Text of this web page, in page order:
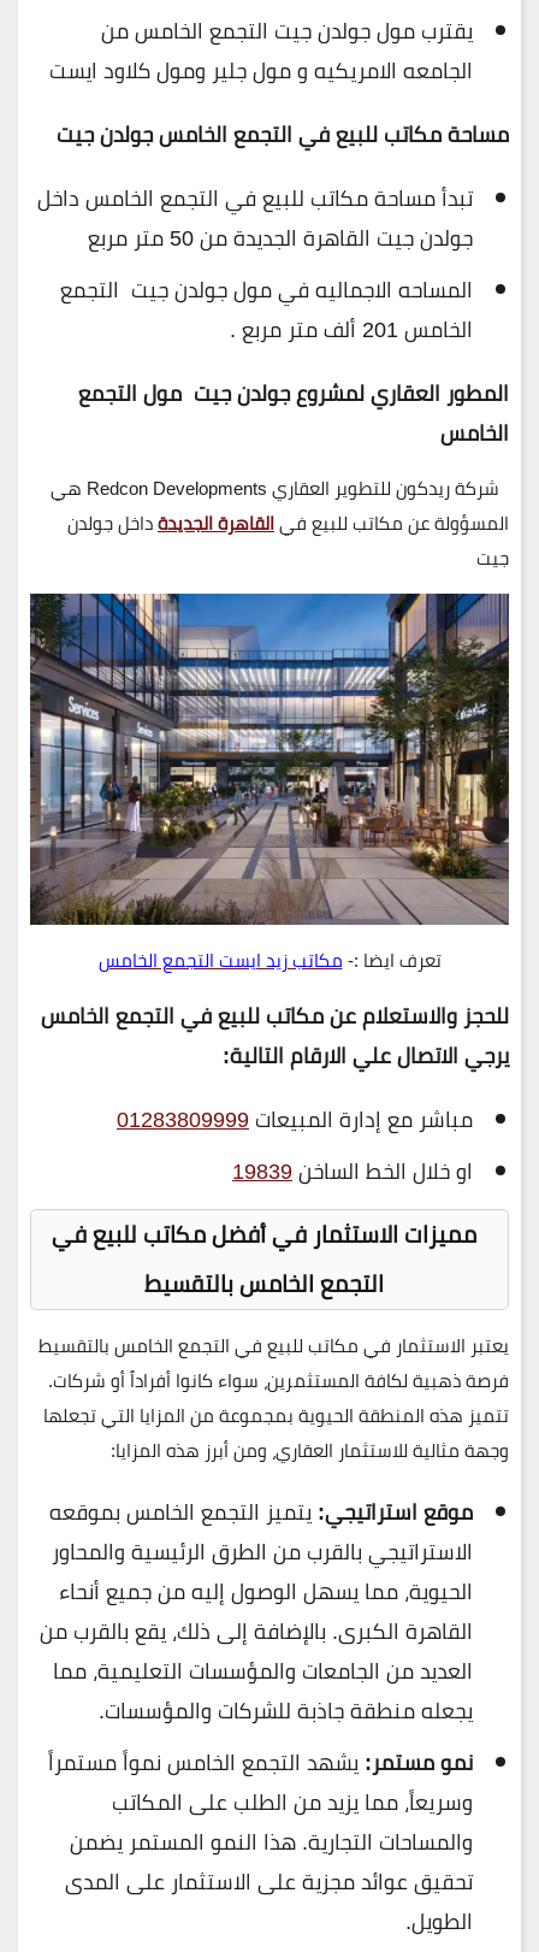
يقترب مول جولدن جيت التجمع الخامس من
الجامعه الامريكيه ومول جلير ومول كلاود ايست
مساحة مكاتب للبيع في التجمع الخامس جولدن جيت
تبدأ مساحة مكاتب للبيع في التجمع الخامس داخل
جولدن جيت القاهرة الجديدة من 50 متر مربع
المساحه الاجماليه في مول جولدن جيت التجمع
الخامس 201 ألف متر مربع .
المطور العقاري لمشروع جولدن جيت مول التجمع
الخامس
شركة ريدكون للتطوير العقاري Redcon Developments هي
المسؤولة عن مكاتب للبيع فيالقاهرة الجديدةداخل جولدن
جيت
تعرف ايضا :-مكاتب زيد ايست التجمع الخامس
للحجز والاستعلام عن مكاتب للبيع في التجمع الخامس
يرجي الاتصال علي الارقام التالية:
مباشر مع إدارة المبيعات01283809999
او خلال الخط الساخن19839
مميزات الاستثمار في أفضل مكاتب للبيع في
التجمع الخامس بالتقسيط
يعتبر الاستثمار في مكاتب للبيع في التجمع الخامس بالتقسيط
فرصة ذهبية لكافة المستثمرين، سواء كانوا أفراداً أو شركات.
تتميز هذه المنطقة الحيوية بمجموعة من المزايا التي تجعلها
وجهة مثالية للاستثمار العقاري، ومن أبرز هذه المزايا:
موقع استراتيجي:يتميز التجمع الخامس بموقعه
الاستراتيجي بالقرب من الطرق الرئيسية والمحاور
الحيوية، مما يسهل الوصول إليه من جميع أنحاء
القاهرة الكبرى. بالإضافة إلى ذلك، يقع بالقرب من
العديد من الجامعات والمؤسسات التعليمية، مما
يجعله منطقة جاذبة للشركات والمؤسسات.
نمو مستمر:يشهد التجمع الخامس نمواً مستمراً
وسريعاً، مما يزيد من الطلب على المكاتب
والمساحات التجارية. هذا النمو المستمر يضمن
تحقيق عوائد مجزية على الاستثمار على المدى
الطويل.